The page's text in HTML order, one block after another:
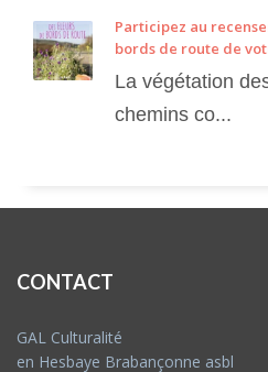
Participez au
bords de route de
La végétation
chemins co...
CONTACT
GAL Culturalité
en Hesbaye Brabançonne asbl